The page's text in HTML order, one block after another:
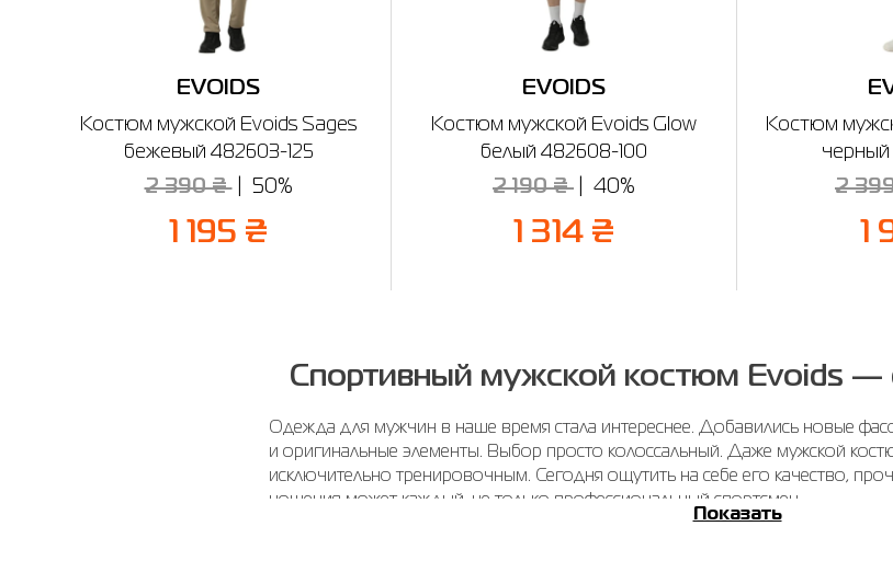
EVOIDS
Костюм мужской Evoids Sages
бежевый 482603-125
2 390 ₴ 50%
1 195 ₴
EVOIDS
Костюм мужской Evoids Glow
белый 482608-100
2 190 ₴ 40%
1 314 ₴
Костюм
черный
2
1
Спортивный мужской костюм Evoids —
Одежда для мужчин в наше время стала интереснее. Добавились новые
и оригинальные элементы. Выбор просто колоссальный. Даже мужской
исключительно тренировочным. Сегодня ощутить на себе его качество,
ношения может каждый, не только профессиональный спортсмен.
Показать